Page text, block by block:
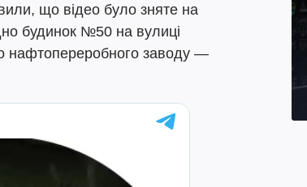
що відео було зняте на
будинок №50 на вулиці
нафтопереробного заводу —